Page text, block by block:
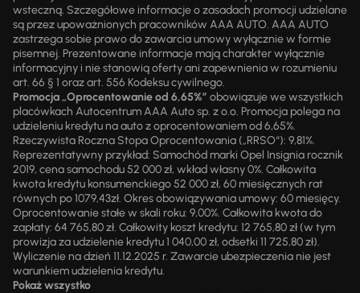
wsteczną. Szczegółowe informacje o zasadach promocji udzielane
są przez upoważnionych pracowników AAA AUTO. AAA AUTO
zastrzega sobie prawo do zawarcia umowy wyłącznie w formie
pisemnej. Prezentowane informacje mają charakter wyłącznie
informacyjny i nie stanowią oferty ani zapewnienia w rozumieniu
art. 66 § 1 oraz art. 556 Kodeksu cywilnego.
Promocja „Oprocentowanie od 6,65%” obowiązuje we wszystkich
placówkach Autocentrum AAA Auto sp. z o.o. Promocja polega na
udzieleniu kredytu na auto z oprocentowaniem od 6,65%.
Rzeczywista Roczna Stopa Oprocentowania („RRSO“): 9,81%.
Reprezentatywny przykład: Samochód marki Opel Insignia rocznik
2019, cena samochodu 52 000 zł, wkład własny 0%. Całkowita
kwota kredytu konsumenckiego 52 000 zł, 60 miesięcznych rat
równych po 1079,43zł. Okres obowiązywania umowy: 60 miesięcy.
Oprocentowanie stałe w skali roku: 9,00%. Całkowita kwota do
zapłaty: 64 765,80 zł. Całkowity koszt kredytu: 12 765,80 zł (w tym
prowizja za udzielenie kredytu 1 040,00 zł, odsetki 11 725,80 zł).
Wyliczenie na dzień 11.12.2025 r. Zawarcie ubezpieczenia nie jest
warunkiem udzielenia kredytu.
Pokaż wszystko